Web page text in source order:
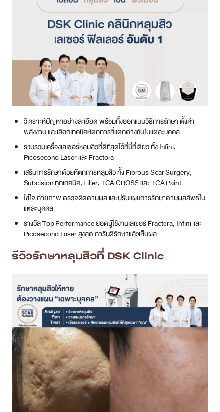
วิเคราะห์ปัญหาอย่างละเอียด พร้อมทั้งออกแบบวิธีการรักษา ตั้งค่า
พลังงาน และเลือกเทคนิคหัตถการที่แตกต่างกันในแต่ละบุคคล
รวบรวมเครื่องเลเซอร์หลุมสิวที่ดีที่สุดไว้ที่นี่ที่เดียว ทั้ง Infini,
Picosecond Laser และ Fractora
เสริมการรักษาด้วยหัตถการหลุมสิว ทั้ง Fibrous Scar Surgery,
Subcision ทุกเทคนิค, Filler, TCA CROSS และ TCA Paint
ใส่ใจ ถ่ายภาพ ตรวจติดตามผล และปรับแผนการรักษาตามผลลัพธ์ใน
แต่ละบุคคล
รางวัล Top Performance ยอดผู้ใช้งานเลเซอร์ Fractora, Infini และ
Picosecond Laser สูงสุด การันตีรักษาแล้วเห็นผล
รีวิวรักษาหลุมสิวที่ DSK Clinic